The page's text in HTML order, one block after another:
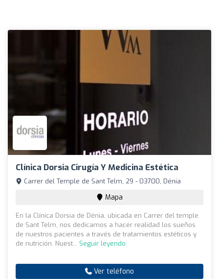
Clínica Dorsia Cirugía Y Medicina Estética
Carrer del Temple de Sant Telm, 29 - 03700, Dénia
Mapa
En la Clínica Dorsia de Dénia, ubicada en Carrer del temple
de Sant Telm, nos dedicamos a hacer realidad los sueños
de nuestros pacientes a través de tratamientos estéticos y
de nutrición. Nuest... Seguir leyendo
Ver teléfono